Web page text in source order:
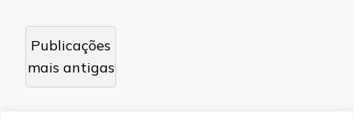
Navegação
por
posts
Publicações
mais antigas